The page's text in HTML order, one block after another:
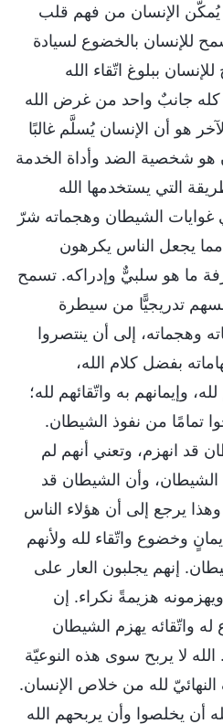
يُمكّن الإنسان من فهم قلب
للإنسان بالخضوع لسيادة
ببلوغ اتّقاء الله
كله جانبٌ واحد من غرض الله
هو أن الإنسان يُسلَّم غالبًا
هو شخصية الضد وأداة الخدمة
التي يستخدمها الله
غوايات الشيطان وهجماته شرّ
يجعل الناس يكرهون
ما هو سلبيٌّ وإدراكه. تسمح
تدريجيًّا من سيطرة
وهجماته، إلى أن ينتصروا
بفضل كلام الله،
وإيمانهم به واتّقائهم لله؛
تمامًا من نفوذ الشيطان.
قد انهزم، وتعني أنهم لم
وأن الشيطان قد
يرجع إلى أن هؤلاء الناس
وخضوع واتّقاء لله ولأنهم
إنهم يجلبون العار على
هزيمةً نكراء. إن
له واتّقائه يهزم الشيطان
لا يربح سوى هذه النوعيّة
لله من خلاص الإنسان.
أن يخلصوا وأن يربحهم الله